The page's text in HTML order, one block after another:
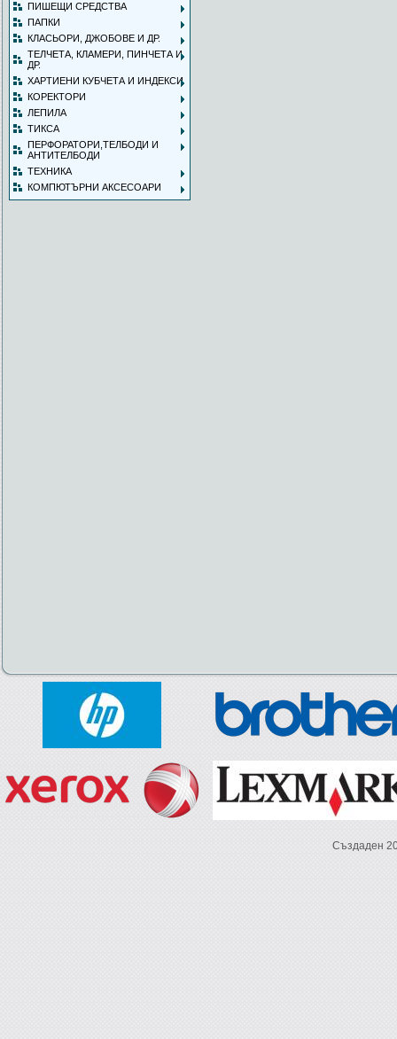
ПИШЕЩИ СРЕДСТВА
ПАПКИ
КЛАСЬОРИ, ДЖОБОВЕ И ДР.
ТЕЛЧЕТА, КЛАМЕРИ, ПИНЧЕТА И
ДР.
ХАРТИЕНИ КУБЧЕТА И ИНДЕКСИ
КОРЕКТОРИ
ЛЕПИЛА
ТИКСА
ПЕРФОРАТОРИ,ТЕЛБОДИ И
АНТИТЕЛБОДИ
ТЕХНИКА
КОМПЮТЪРНИ АКСЕСОАРИ
Създаден